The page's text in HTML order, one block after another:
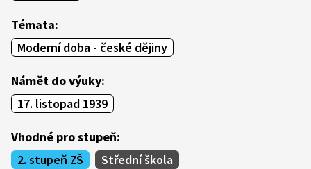
Témata:
Moderní doba - české dějiny
Námět do výuky:
17. listopad 1939
Vhodné pro stupeň:
2. stupeň ZŠ
Střední škola